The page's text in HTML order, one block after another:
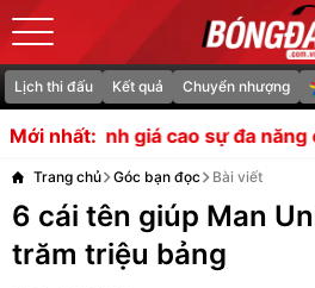
Lịch thi đấu Kết quả Chuyển nhượng
Mới nhất:
đa năng của Lee Kang-In
Trang chủ Góc bạn đọc Bài viết
6 cái tên giúp Man
trăm triệu bảng